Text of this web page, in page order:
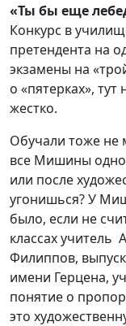
«Ты бы еще
Конкурс в
претендента на
экзамены на
о «пятерках», тут
жестко.
Обучали тоже не
все Мишины
или после
угонишься? У
было, если не
классах учитель
Филиппов,
имени Герцена,
понятие о
это